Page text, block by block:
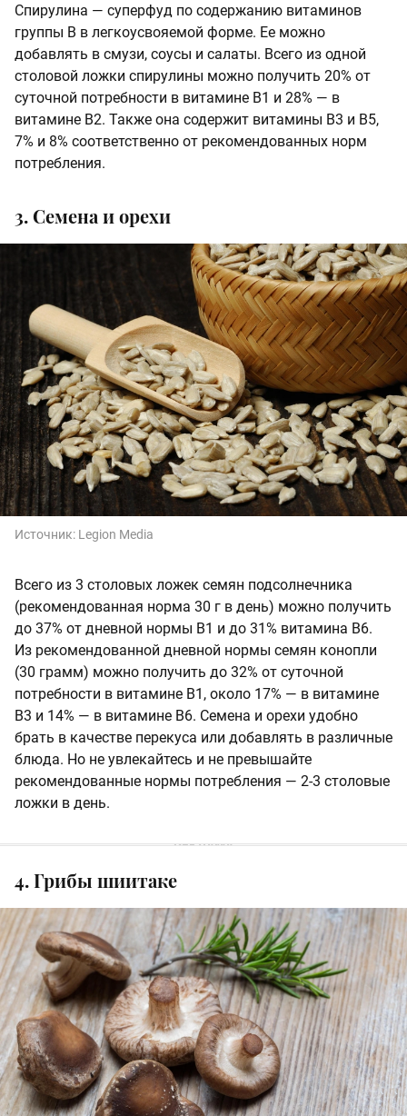
Спирулина — суперфуд по содержанию витаминов
группы В в легкоусвояемой форме. Ее можно
добавлять в смузи, соусы и салаты. Всего из одной
столовой ложки спирулины можно получить 20% от
суточной потребности в витамине В1 и 28% — в
витамине В2. Также она содержит витамины В3 и В5,
7% и 8% соответственно от рекомендованных норм
потребления.
3. Семена и орехи
Источник: Legion Media
Всего из 3 столовых ложек семян подсолнечника
(рекомендованная норма 30 г в день) можно получить
до 37% от дневной нормы В1 и до 31% витамина В6.
Из рекомендованной дневной нормы семян конопли
(30 грамм) можно получить до 32% от суточной
потребности в витамине В1, около 17% — в витамине
В3 и 14% — в витамине В6. Семена и орехи удобно
брать в качестве перекуса или добавлять в различные
блюда. Но не увлекайтесь и не превышайте
рекомендованные нормы потребления — 2-3 столовые
ложки в день.
4. Грибы шиитаке